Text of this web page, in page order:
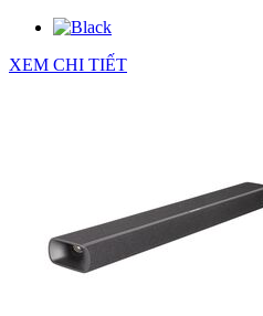
XEM CHI TIẾT